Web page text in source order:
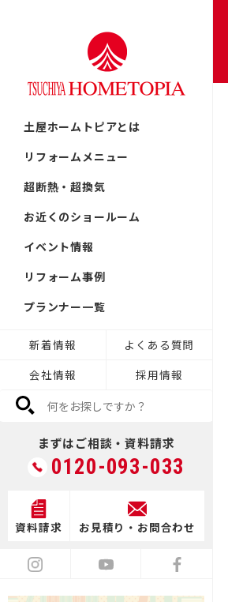
土屋ホームトピアとは
リフォームメニュー
超断熱・超換気
お近くのショールーム
イベント情報
リフォーム事例
プランナー一覧
新着情報
よくある質問
会社情報
採用情報
まずはご相談・資料請求
0120-093-033
資料請求 お見積り・お問合わせ